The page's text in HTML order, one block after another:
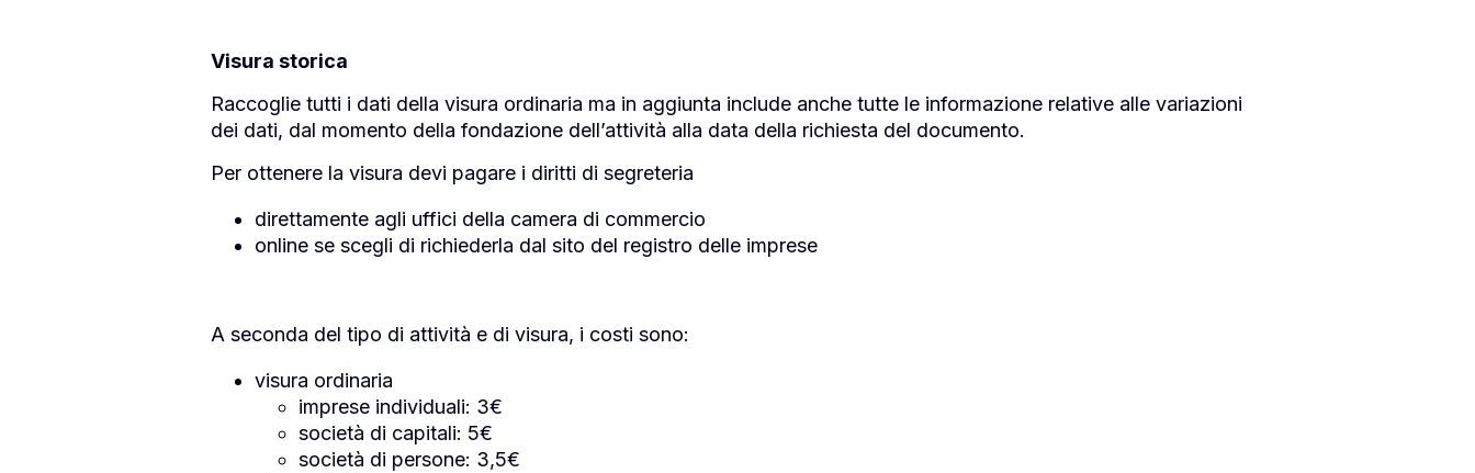
Visura storica
Raccoglie tutti i dati della visura ordinaria ma in aggiunta include anche tutte le informazione relative alle variazioni
dei dati, dal momento della fondazione dell’attività alla data della richiesta del documento.
Per ottenere la visura devi pagare i diritti di segreteria
direttamente agli uffici della camera di commercio
online se scegli di richiederla dal sito del registro delle imprese
A seconda del tipo di attività e di visura, i costi sono:
visura ordinaria
imprese individuali: 3€
società di capitali: 5€
società di persone: 3,5€